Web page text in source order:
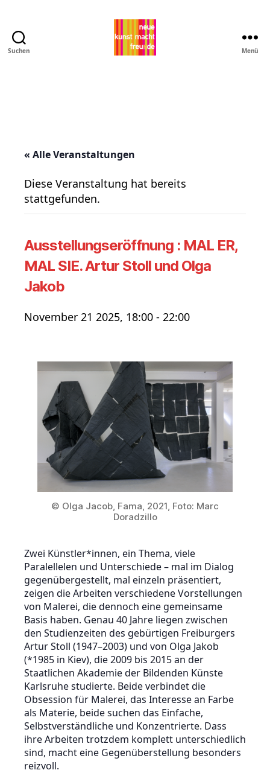
Suchen Menü
« Alle Veranstaltungen
Diese Veranstaltung hat bereits
stattgefunden.
Ausstellungseröffnung : MAL ER,
MAL SIE. Artur Stoll und Olga
Jakob
November 21 2025, 18:00 - 22:00
© Olga Jacob, Fama, 2021, Foto: Marc
Doradzillo
Zwei Künstler*innen, ein Thema, viele
Paralellelen und Unterschiede – mal im Dialog
gegenübergestellt, mal einzeln präsentiert,
zeigen die Arbeiten verschiedene Vorstellungen
von Malerei, die dennoch eine gemeinsame
Basis haben. Genau 40 Jahre liegen zwischen
den Studienzeiten des gebürtigen Freiburgers
Artur Stoll (1947–2003) und von Olga Jakob
(*1985 in Kiev), die 2009 bis 2015 an der
Staatlichen Akademie der Bildenden Künste
Karlsruhe studierte. Beide verbindet die
Obsession für Malerei, das Interesse an Farbe
als Materie, beide suchen das Einfache,
Selbstverständliche und Konzentrierte. Dass
ihre Arbeiten trotzdem komplett unterschiedlich
sind, macht eine Gegenüberstellung besonders
reizvoll.